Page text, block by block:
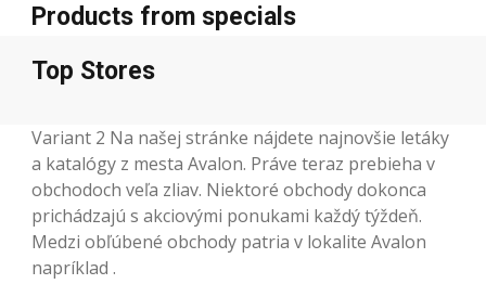
Products from specials
Top Stores
Variant 2 Na našej stránke nájdete najnovšie letáky
a katalógy z mesta Avalon. Práve teraz prebieha v
obchodoch veľa zliav. Niektoré obchody dokonca
prichádzajú s akciovými ponukami každý týždeň.
Medzi obľúbené obchody patria v lokalite Avalon
napríklad .